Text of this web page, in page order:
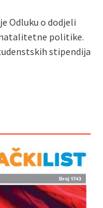
Odluku o dodjeli
politike.
stipendija